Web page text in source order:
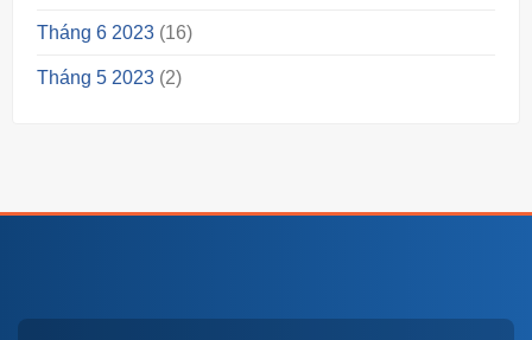
Tháng 6 2023(16)
Tháng 5 2023(2)